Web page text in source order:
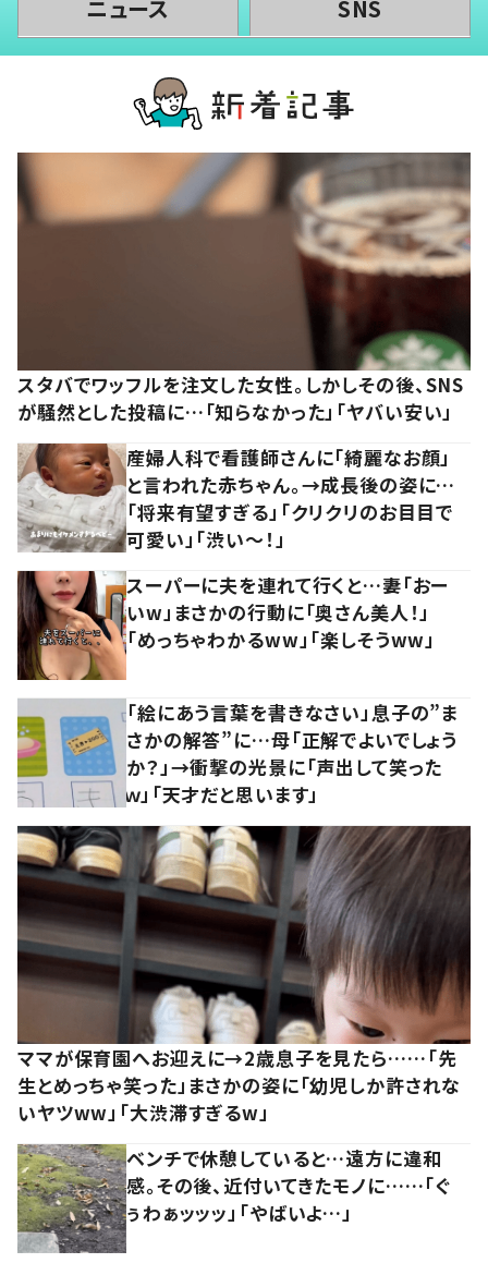
ニュース SNS
スタバでワッフルを注文した女性。しかしその後、SNS
が騒然とした投稿に…「知らなかった」「ヤバい安い」
産婦人科で看護師さんに「綺麗なお顔」
と言われた赤ちゃん。→成長後の姿に…
「将来有望すぎる」「クリクリのお目目で
可愛い」「渋い～！」
スーパーに夫を連れて行くと…妻「おー
いw」まさかの行動に「奥さん美人！」
「めっちゃわかるww」「楽しそうww」
「絵にあう言葉を書きなさい」息子の”ま
さかの解答”に…母「正解でよいでしょう
か？」→衝撃の光景に「声出して笑った
ｗ」「天才だと思います」
ママが保育園へお迎えに→2歳息子を見たら……「先
生とめっちゃ笑った」まさかの姿に「幼児しか許されな
いヤツww」「大渋滞すぎるw」
ベンチで休憩していると…遠方に違和
感。その後、近付いてきたモノに……「ぐ
ぅわぁッッッ」「やばいよ…」